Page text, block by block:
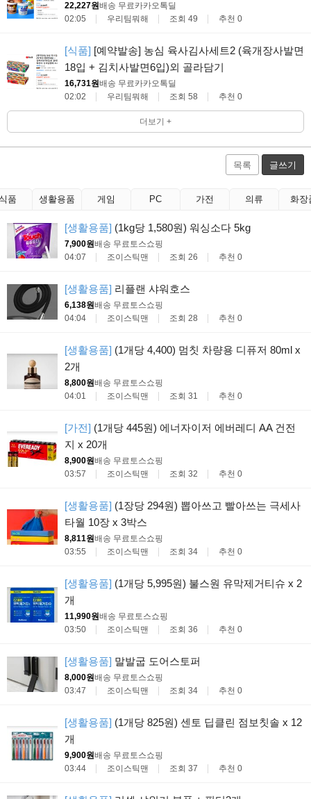
22,227원배송 무료카카오톡딜
02:05
우리팀뭐해 조회 49 추천 0
[식품] [예약발송] 농심 육사김사세트2 (육개장사발면
18입 + 김치사발면6입)외 골라담기
16,731원배송 무료카카오톡딜
02:02
우리팀뭐해 조회 58 추천 0
더보기 +
목록 글쓰기
품 생활용품 게임 PC 가전 의류 화장
[생활용품] (1kg당 1,580원) 워싱소다 5kg
7,900원배송 무료토스쇼핑
04:07
조이스틱맨 조회 26 추천 0
[생활용품] 리플랜 샤워호스
6,138원배송 무료토스쇼핑
04:04
조이스틱맨 조회 28 추천 0
[생활용품] (1개당 4,400) 멈칫 차량용 디퓨저 80ml x
2개
8,800원배송 무료토스쇼핑
04:01
조이스틱맨 조회 31 추천 0
[가전] (1개당 445원) 에너자이저 에버레디 AA 건전
지 x 20개
8,900원배송 무료토스쇼핑
03:57
조이스틱맨 조회 32 추천 0
[생활용품] (1장당 294원) 뽑아쓰고 빨아쓰는 극세사
타월 10장 x 3박스
8,811원배송 무료토스쇼핑
03:55
조이스틱맨 조회 34 추천 0
[생활용품] (1개당 5,995원) 불스원 유막제거티슈 x 2
개
11,990원배송 무료토스쇼핑
03:50
조이스틱맨 조회 36 추천 0
[생활용품] 말발굽 도어스토퍼
8,000원배송 무료토스쇼핑
03:47
조이스틱맨 조회 34 추천 0
[생활용품] (1개당 825원) 센토 딥클린 점보칫솔 x 12
개
9,900원배송 무료토스쇼핑
03:44
조이스틱맨 조회 37 추천 0